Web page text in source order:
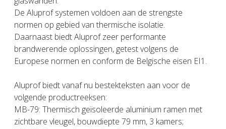
De Aluprof systemen voldoen aan de strengste
normen op gebied van thermische isolatie.
Daarnaast biedt Aluprof zeer performante
brandwerende oplossingen, getest volgens de
Europese normen en conform de Belgische eisen EI1.
Aluprof biedt vanaf nu bestekteksten aan voor de
volgende productreeksen:
MB-79: Thermisch geïsoleerde aluminium ramen met
zichtbare vleugel, bouwdiepte 79 mm, 3 kamers;